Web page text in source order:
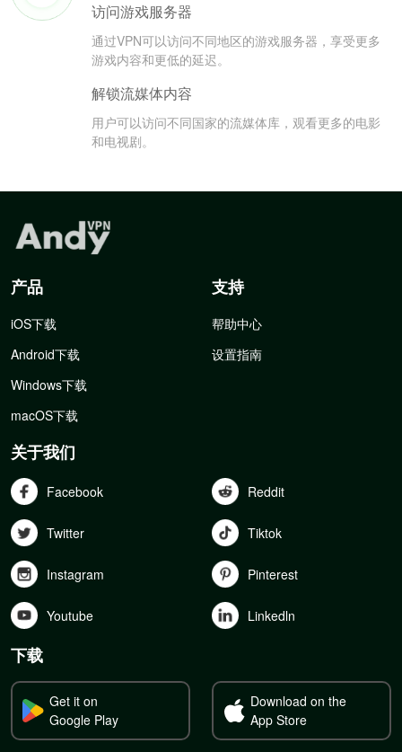
访问游戏服务器
通过VPN可以访问不同地区的游戏服务器，享受更多
游戏内容和更低的延迟。
解锁流媒体内容
用户可以访问不同国家的流媒体库，观看更多的电影
和电视剧。
产品
iOS下载
Android下载
Windows下载
macOS下载
支持
帮助中心
设置指南
关于我们
Facebook Reddit
Twitter Tiktok
Instagram Pinterest
Youtube Linkedln
下载
Get it on
Google Play
Download on the
App Store